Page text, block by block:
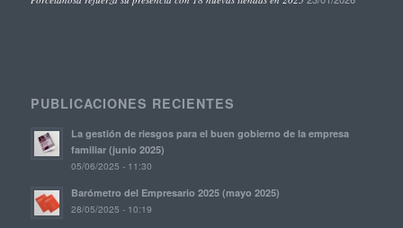
PUBLICACIONES RECIENTES
La gestión de riesgos para el buen gobierno de la empresa
familiar (junio 2025)
05/06/2025 - 11:30
Barómetro del Empresario 2025 (mayo 2025)
28/05/2025 - 10:19